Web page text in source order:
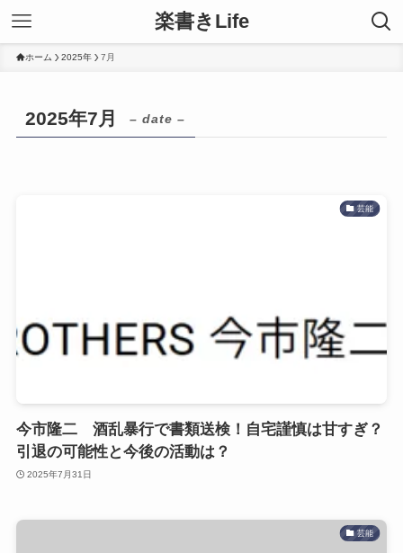
楽書きLife
ホーム 2025年 7月
2025年7月 – date –
芸能
今市隆二 酒乱暴行で書類送検！自宅謹慎は甘すぎ？
引退の可能性と今後の活動は？
2025年7月31日
芸能